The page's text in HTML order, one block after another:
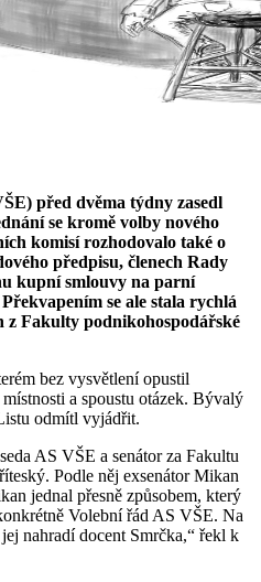
před dvěma týdny zasedl
se kromě volby nového
komisí rozhodovalo také o
předpisu, členech Rady
kupní smlouvy na parní
se ale stala rychlá
z Fakulty podnikohospodářské
bez vysvětlení opustil
a spoustu otázek. Bývalý
odmítl vyjádřit.
AS VŠE a senátor za Fakultu
Podle něj exsenátor Mikan
jednal přesně způsobem, který
Volební řád AS VŠE. Na
nahradí docent Smrčka,“ řekl k